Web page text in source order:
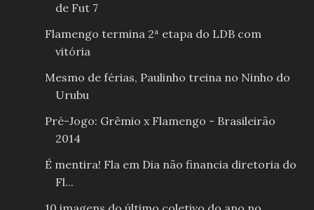
de Fut 7
Flamengo termina 2ª etapa do LDB com
vitória
Mesmo de férias, Paulinho treina no Ninho do
Urubu
Pré-Jogo: Grêmio x Flamengo - Brasileirão
2014
É mentira! Fla em Dia não financia diretoria do
Fl...